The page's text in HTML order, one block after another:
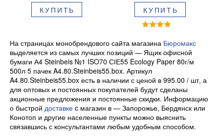
КУПИТЬ КУПИТЬ
На страницах монобрендового сайта магазина Бюромакс
выделяется из самых лучших позиций — Ящик офисной
бумаги А4 Steinbeis №1 ISO70 СІЕ55 Ecology Paper 80г/м
500л 5 пачек A4.80.Steinbeis55.box. Артикул
A4.80.Steinbeis55.box есть в наличии с ценой в 995.00 / шт, а
для оптовых и постоянных покупателей будут сделаны
акционные предложения и постоянные скидки. Информацию
о быстрой доставке c магазин в — Запорожье, Бердянск или
Конотоп и другие населенные пункты можно выяснить
связавшись с консультантами любым удобным способом.